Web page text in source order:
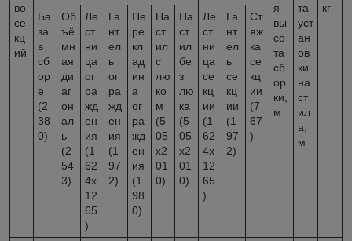
во
се
кц
ий
я
вы
со
та
сб
ор
ки,
м
та
уст
ан
ов
ки
на
ст
ил
а,
м
кг
Ба
за
в
сб
ор
е
(2
38
0)
Об
ъё
мн
ая
ди
аг
он
ал
ь
(2
54
3)
Ле
ст
ни
ца
ог
ра
жд
ен
ия
(1
62
4x
12
65
)
Га
нт
ел
ь
ог
ра
жд
ен
ия
(1
97
2)
Пе
ре
кл
ад
ин
а
ог
ра
жд
ен
ия
(1
98
0)
На
ст
ил
с
лю
ко
м
(5
05
x2
01
0)
На
ст
ил
бе
з
лю
ка
(5
05
x2
01
0)
Ле
ст
ни
ца
се
кц
ии
(1
62
4x
12
65
)
Га
нт
ел
ь
се
кц
ии
(1
97
2)
Ст
яж
ка
се
кц
ии
(7
67
)